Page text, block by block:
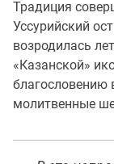
Традиция
Уссурийский
возродилась
«Казанской»
благословению
молитвенные